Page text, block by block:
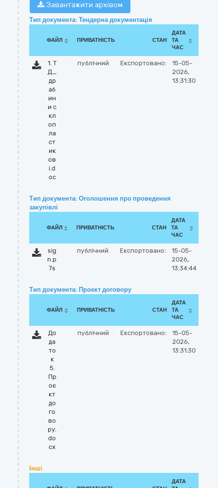
Завантажити архівом
Тип документа: Тендерна документація
ФАЙЛ ПРИВАТНІСТЬ СТАН
ДАТА
ТА
ЧАС
1. Т
Д_
др
аб
ин
и с
кл
оп
ла
ст
ик
ов
і.d
oc
публічний Експортовано:
15-05-
2026,
13:31:30
Тип документа: Оголошення про проведення
закупівлі
ФАЙЛ ПРИВАТНІСТЬ СТАН
ДАТА
ТА
ЧАС
sig
n.p
7s
публічний Експортовано:
15-05-
2026,
13:34:44
Тип документа: Проект договору
ФАЙЛ ПРИВАТНІСТЬ СТАН
ДАТА
ТА
ЧАС
До
да
то
к
5.
Пр
оє
кт
до
го
во
ру.
do
cx
публічний Експортовано:
15-05-
2026,
13:31:30
Інші
ДАТА